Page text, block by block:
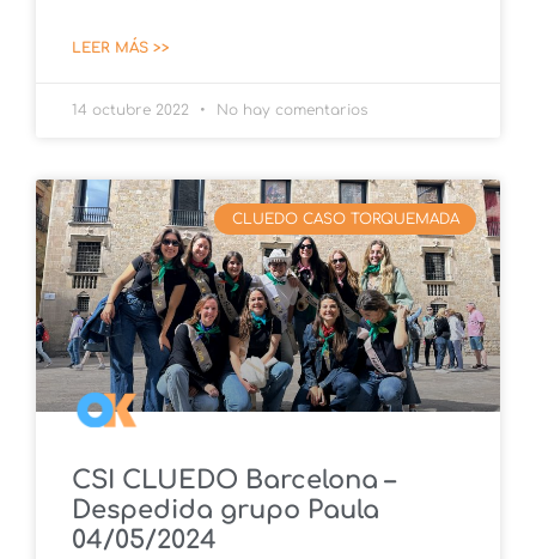
LEER MÁS >>
14 octubre 2022 No hay comentarios
CLUEDO CASO TORQUEMADA
CSI CLUEDO Barcelona –
Despedida grupo Paula
04/05/2024